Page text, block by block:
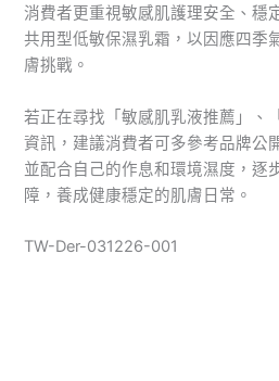
消費者更重視敏感肌護理安全、穩
共用型低敏保濕乳霜，以因應四季
膚挑戰。
若正在尋找「敏感肌乳液推薦」、
資訊，建議消費者可多參考品牌公
並配合自己的作息和環境濕度，逐
障，養成健康穩定的肌膚日常。
TW-Der-031226-001